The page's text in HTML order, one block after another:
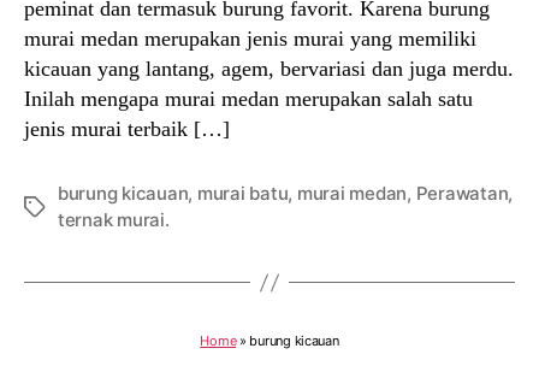
peminat dan termasuk burung favorit. Karena burung
murai medan merupakan jenis murai yang memiliki
kicauan yang lantang, agem, bervariasi dan juga merdu.
Inilah mengapa murai medan merupakan salah satu
jenis murai terbaik […]
Tags
burung kicauan, murai batu, murai medan, Perawatan,
ternak murai.
Home» burung kicauan